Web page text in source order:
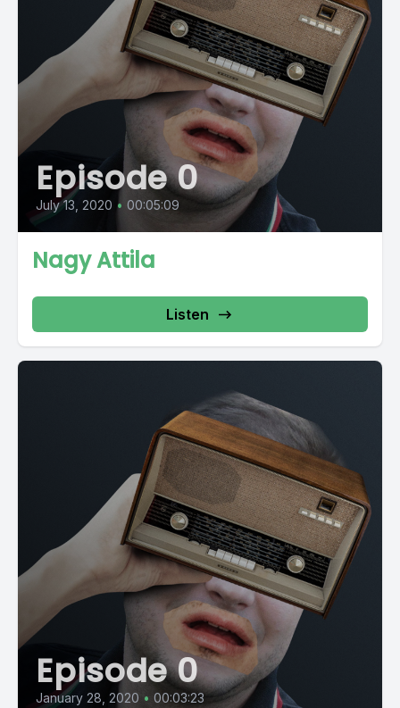
Episode 0
July 13, 2020 • 00:05:09
Nagy Attila
Listen
Episode 0
January 28, 2020 • 00:03:23